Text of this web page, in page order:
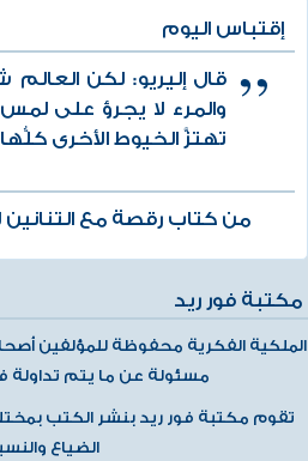
إقتباس اليوم
قال إليريو: لكن
والمرء لا يجرؤ على
تهتزَّ الخيوط الأخرى
من كتاب رقصة مع التنانين
مكتبة فور ريد
الملكية الفكرية محفوظة للمؤلفين
مسئولة عن ما يتم
تقوم مكتبة فور ريد بنشر الكتب
الضياع